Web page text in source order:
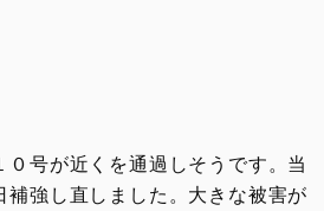
号が近くを通過しそうです。当
強し直しました。大きな被害が